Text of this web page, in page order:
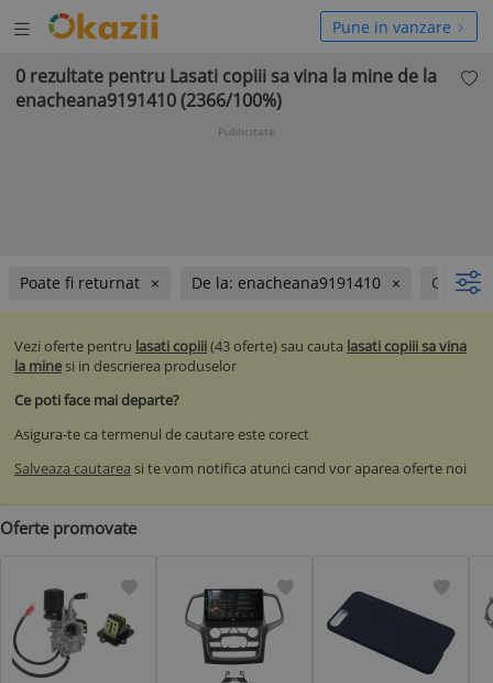
Deschide
meniul
Pune in vanzare
0 rezultate pentru Lasati copiii sa vina la mine de la
enacheana9191410 (2366/100%)
Publicitate
Poate fi returnat De la: enacheana9191410 Carti
Vezi oferte pentru lasati copiii(43 oferte) sau cauta lasati copiii sa vina
la minesi in descrierea produselor
Ce poti face mai departe?
Asigura-te ca termenul de cautare este corect
Salveaza cautarea si te vom notifica atunci cand vor aparea oferte noi
Oferte promovate